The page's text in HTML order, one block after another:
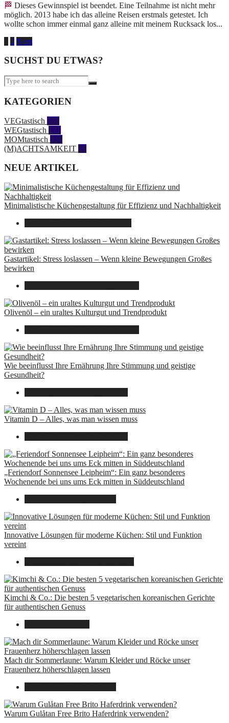
🏁 Dieses Gewinnspiel ist beendet. Eine Teilnahme ist nicht mehr
möglich. 2013 habe ich das alleine Reisen erstmals getestet. Ich
wollte schon immer einmal ganz alleine mit meinem Rucksack los...
Seitennummerierung
der
2 Next
SUCHST DU ETWAS?
KATEGORIEN
VEGtastisch 558
WEGtastisch 171
MOMtastisch 328
(M)ACHTSAMKEIT 28
NEUE ARTIKEL
Minimalistische Küchengestaltung für Effizienz und Nachhaltigkeit
Gastartikel: Stress loslassen – Wenn kleine Bewegungen Großes
bewirken
Olivenöl – ein uraltes Kulturgut und Trendprodukt
Wie beeinflusst Ihre Ernährung Ihre Stimmung und geistige
Gesundheit?
Vitamin D – Alles, was man wissen muss
„Feriendorf Sonnensee Leipheim“: Ein ganz besonderes
Wochenende bei uns ums Eck mitten in Süddeutschland
Innovative Lösungen für moderne Küchen: Stil und Funktion
vereint
Kimchi & Co.: Die besten 5 vegetarischen koreanischen Gerichte
für authentischen Genuss
Mach dir Sommerlaune: Warum Kleider und Röcke unser
Frauenherz höherschlagen lassen
Warum Gulåtan Free Brito Haferdrink verwenden?